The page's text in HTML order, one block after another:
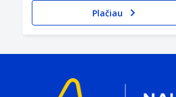
Plačiau